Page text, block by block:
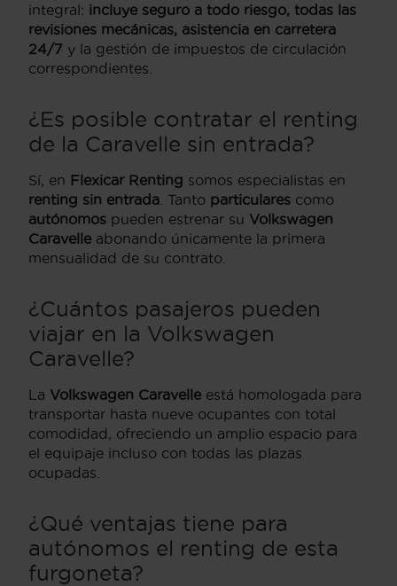
integral: incluye seguro a todo riesgo, todas las
revisiones mecánicas, asistencia en carretera
24/7 y la gestión de impuestos de circulación
correspondientes.
¿Es posible contratar el renting
de la Caravelle sin entrada?
Sí, en Flexicar Renting somos especialistas en
renting sin entrada . Tanto particulares como
autónomos pueden estrenar su Volkswagen
Caravelle abonando únicamente la primera
mensualidad de su contrato.
¿Cuántos pasajeros pueden
viajar en la Volkswagen
Caravelle?
La Volkswagen Caravelle está homologada para
transportar hasta nueve ocupantes con total
comodidad, ofreciendo un amplio espacio para
el equipaje incluso con todas las plazas
ocupadas.
¿Qué ventajas tiene para
autónomos el renting de esta
furgoneta?